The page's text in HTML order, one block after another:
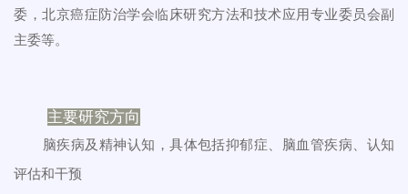
委，北京癌症防治学会临床研究方法和技术应用专业委员会副
主委等。
主要研究方向
脑疾病及精神认知，具体包括抑郁症、脑血管疾病、认知
评估和干预